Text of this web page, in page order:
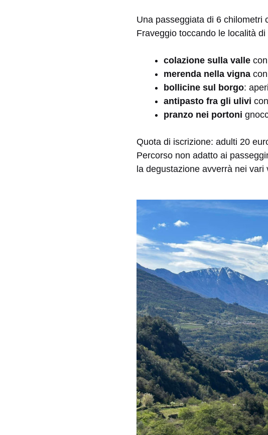
Una passeggiata di 6 chilometri
Fraveggio toccando le località
colazione sulla valle
merenda nella vigna
bollicine sul borgo:
antipasto fra gli ulivi
pranzo nei portoni
Quota di iscrizione: adulti 20
Percorso non adatto ai
la degustazione avverrà nei vari